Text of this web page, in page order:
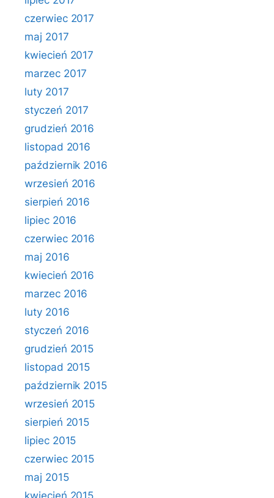
czerwiec 2017
maj 2017
kwiecień 2017
marzec 2017
luty 2017
styczeń 2017
grudzień 2016
listopad 2016
październik 2016
wrzesień 2016
sierpień 2016
lipiec 2016
czerwiec 2016
maj 2016
kwiecień 2016
marzec 2016
luty 2016
styczeń 2016
grudzień 2015
listopad 2015
październik 2015
wrzesień 2015
sierpień 2015
lipiec 2015
czerwiec 2015
maj 2015
kwiecień 2015